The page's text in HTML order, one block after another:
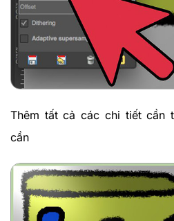
Thêm tất cả các chi tiết cần
cần